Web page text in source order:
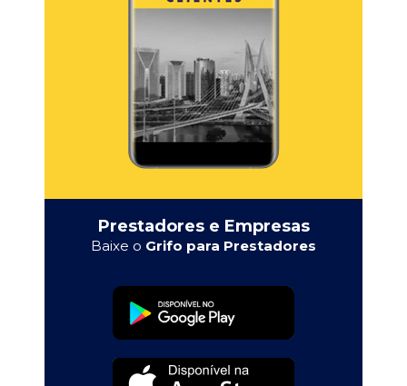
Prestadores e Empresas
Baixe o Grifo para Prestadores